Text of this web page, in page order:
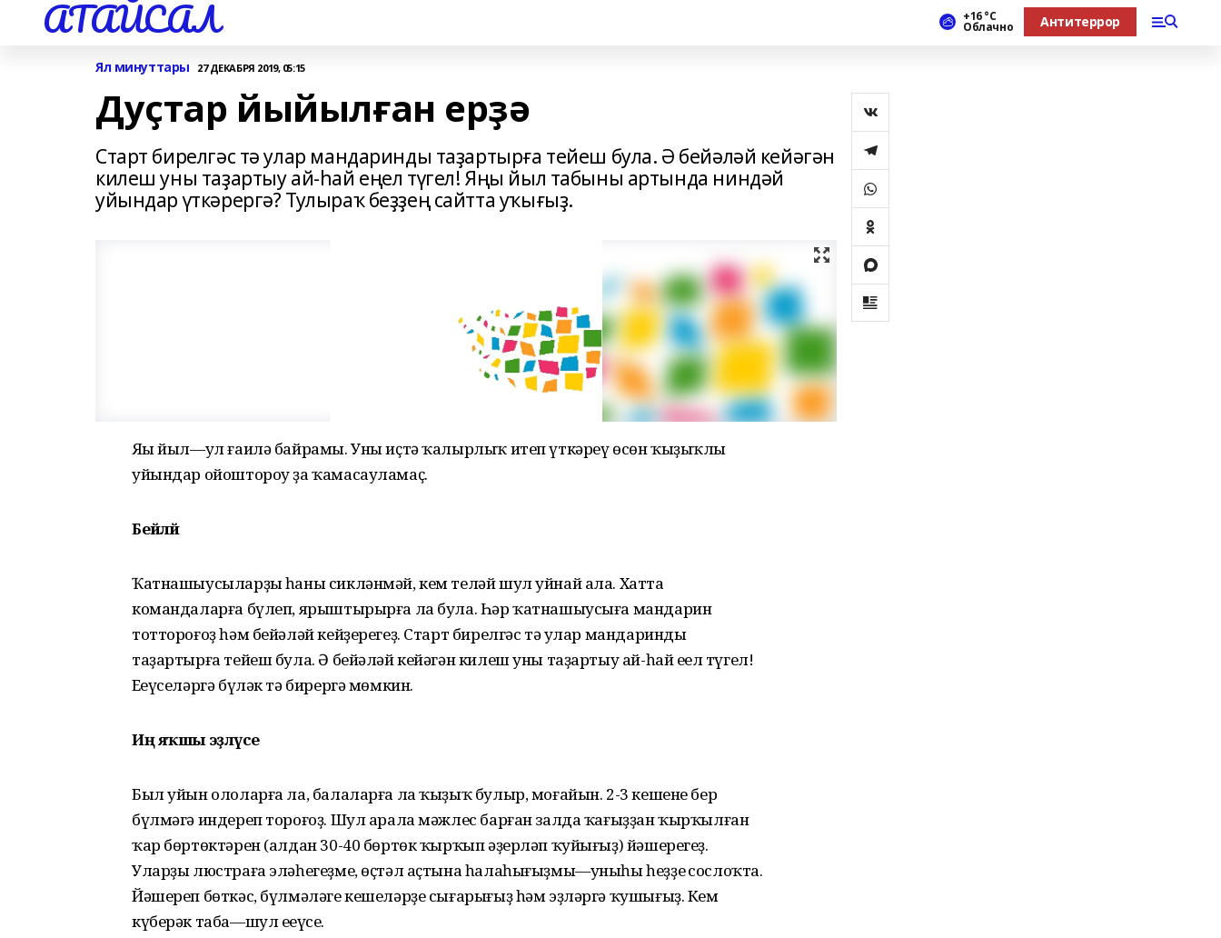
АТАЙСАЛ +16 °С
Облачно Антитеррор
Ял минуттары 27 ДЕКАБРЯ 2019, 05:15
Дуҫтар йыйылған ерҙә
Старт бирелгәс тә улар мандаринды таҙартырға тейеш була. Ә бейәләй кейәгән
килеш уны таҙартыу ай-һай еңел түгел! Яңы йыл табыны артында ниндәй
уйындар үткәрергә? Тулыраҡ беҙҙең сайтта уҡығыҙ.
Яңы йыл—ул ғаилә байрамы. Уны иҫтә ҡалырлыҡ итеп үткәреү өсөн ҡыҙыҡлы
уйындар ойоштороу ҙа ҡамасауламаҫ.
Бейәләй
Ҡатнашыусыларҙың һаны сикләнмәй, кем теләй шул уйнай ала. Хатта
командаларға бүлеп, ярыштырырға ла була. Һәр ҡатнашыусыға мандарин
тоттороғоҙ һәм бейәләй кейҙерегеҙ. Старт бирелгәс тә улар мандаринды
таҙартырға тейеш була. Ә бейәләй кейәгән килеш уны таҙартыу ай-һай еңел түгел!
Еңеүселәргә бүләк тә бирергә мөмкин.
Иң яҡшы эҙләүсе
Был уйын ололарға ла, балаларға ла ҡыҙыҡ булыр, моғайын. 2-3 кешене бер
бүлмәгә индереп тороғоҙ. Шул арала мәжлес барған залда ҡағыҙҙан ҡырҡылған
ҡар бөртөктәрен (алдан 30-40 бөртөк ҡырҡып әҙерләп ҡуйығыҙ) йәшерегеҙ.
Уларҙы люстраға эләһегеҙме, өҫтәл аҫтына һалаһығыҙмы—уныһы һеҙҙең сослоҡта.
Йәшереп бөткәс, бүлмәләге кешеләрҙе сығарығыҙ һәм эҙләргә ҡушығыҙ. Кем
күберәк таба—шул еңеүсе.